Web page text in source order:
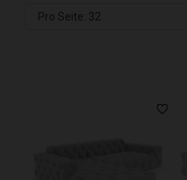
Pro Seite: 32